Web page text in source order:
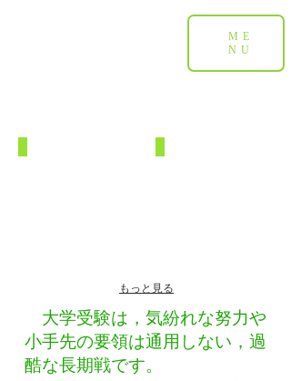
ME
NU
もっと見る
大学受験は，気紛れな努力や
小手先の要領は通用しない，過
酷な長期戦です。